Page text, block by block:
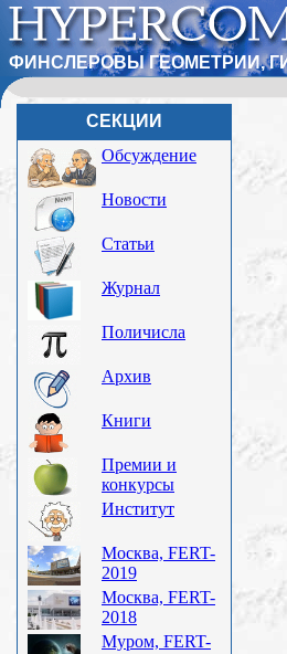
ФИНСЛЕРОВЫ ГЕОМЕТРИИ,
СЕКЦИИ
Обсуждение
Новости
Статьи
Журнал
Поличисла
Архив
Книги
Премии и
конкурсы
Институт
Москва, FERT-
2019
Москва, FERT-
2018
Муром, FERT-